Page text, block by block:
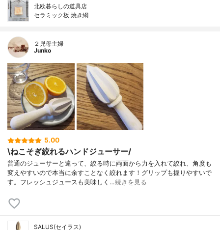
北欧暮らしの道具店
セラミック板 焼き網
２児母主婦
Junko
5.00
\ねこそぎ絞れるハンドジューサー/
普通のジューサーと違って、絞る時に両面から力を入れて絞れ、角度も
変えやすいので本当に余すことなく絞れます！グリップも握りやすいで
す。フレッシュジュースも美味しく…続きを見る
SALUS(セイラス)